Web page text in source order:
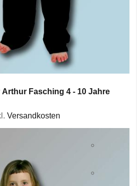
Fasching 4 - 10 Jahre
Versandkosten